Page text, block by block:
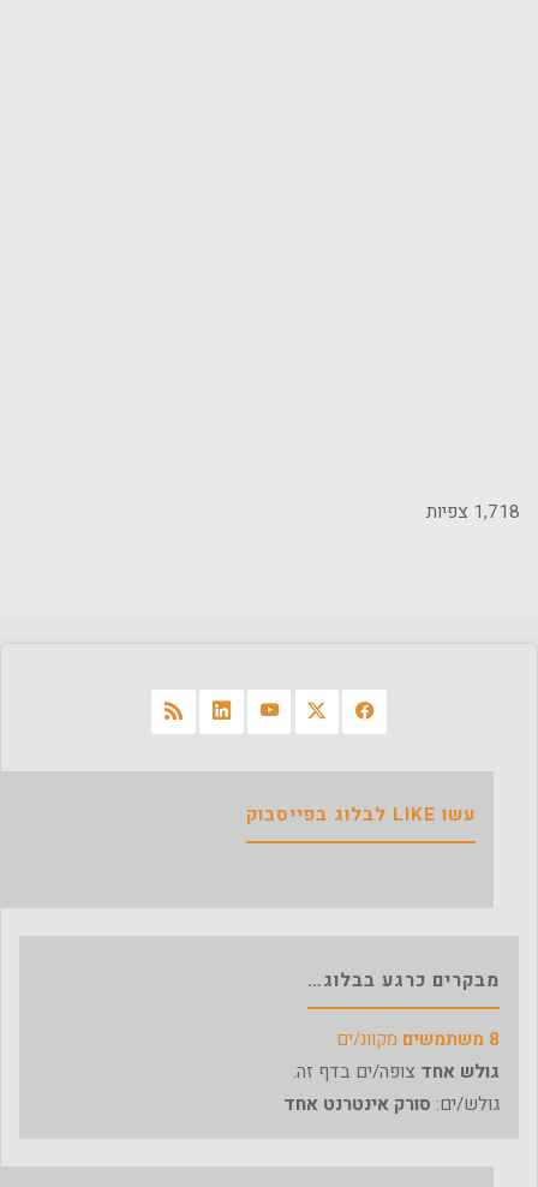
1,718 צפיות
עשו LIKE לבלוג בפייסבוק
מבקרים כרגע בבלוג…
8 משתמשים
מקוונ/ים
גולש אחד צופה/ים בדף זה.
גולש/ים: סורק אינטרנט אחד